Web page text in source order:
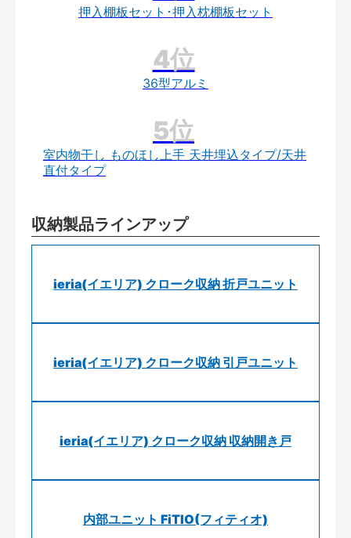
押入棚板セット･押入枕棚板セット
36型アルミ
室内物干し ものほし上手 天井埋込タイプ/天井
直付タイプ
収納製品ラインアップ
ieria(イエリア) クローク収納 折戸ユニット
ieria(イエリア) クローク収納 引戸ユニット
ieria(イエリア) クローク収納 収納開き戸
内部ユニット FiTIO(フィティオ)